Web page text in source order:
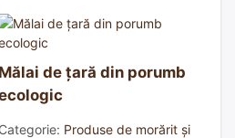
Mălai de țară din porumb
Categorie: Produse de morărit și